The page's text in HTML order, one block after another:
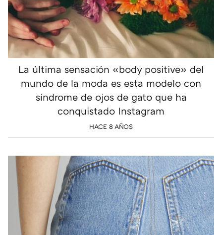
La última sensación «body positive» del
mundo de la moda es esta modelo con
síndrome de ojos de gato que ha
conquistado Instagram
HACE 8 AÑOS